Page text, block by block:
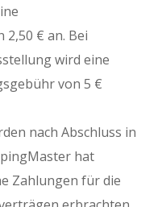
€ an. Bei
wird eine
von 5 €
nach Abschluss in
hat
Zahlungen für die